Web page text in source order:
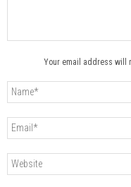
Your email address will